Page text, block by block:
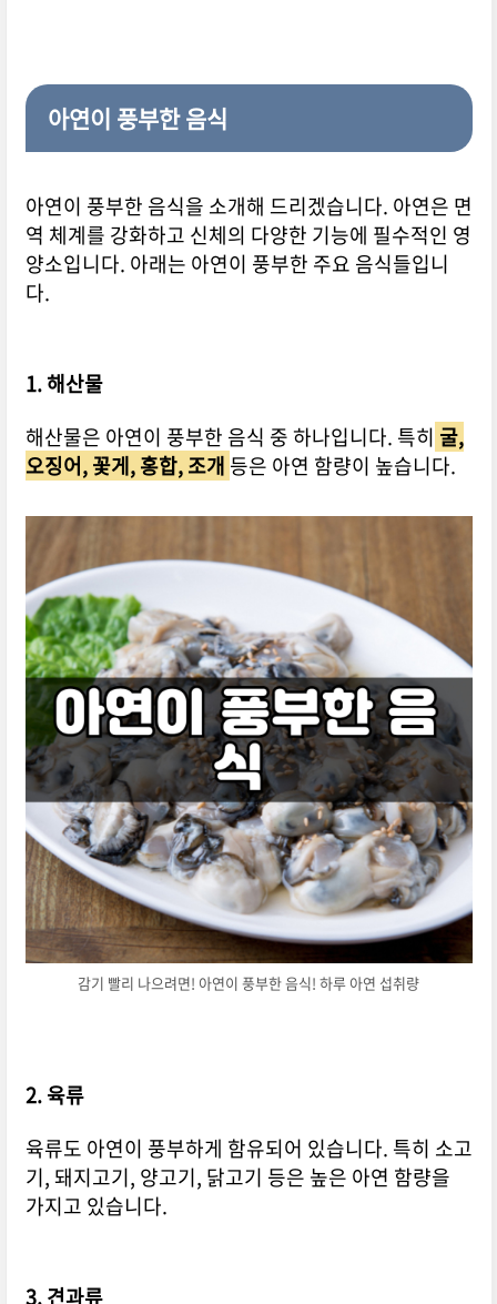
아연이 풍부한 음식
아연이 풍부한 음식을 소개해 드리겠습니다. 아연은 면
역 체계를 강화하고 신체의 다양한 기능에 필수적인 영
양소입니다. 아래는 아연이 풍부한 주요 음식들입니
다.
1. 해산물
해산물은 아연이 풍부한 음식 중 하나입니다. 특히 굴,
오징어, 꽃게, 홍합, 조개 등은 아연 함량이 높습니다.
감기 빨리 나으려면! 아연이 풍부한 음식! 하루 아연 섭취량
2. 육류
육류도 아연이 풍부하게 함유되어 있습니다. 특히 소고
기, 돼지고기, 양고기, 닭고기 등은 높은 아연 함량을
가지고 있습니다.
3. 견과류